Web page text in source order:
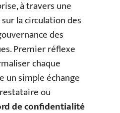
à travers une
la circulation des
des
Premier réflexe
chaque
un simple échange
ou
de confidentialité